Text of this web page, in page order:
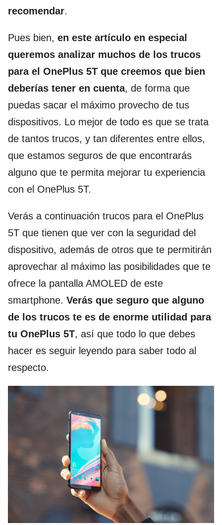
recomendar.
Pues bien, en este artículo en especial
queremos analizar muchos de los trucos
para el OnePlus 5T que creemos que bien
deberías tener en cuenta, de forma que
puedas sacar el máximo provecho de tus
dispositivos. Lo mejor de todo es que se trata
de tantos trucos, y tan diferentes entre ellos,
que estamos seguros de que encontrarás
alguno que te permita mejorar tu experiencia
con el OnePlus 5T.
Verás a continuación trucos para el OnePlus
5T que tienen que ver con la seguridad del
dispositivo, además de otros que te permitirán
aprovechar al máximo las posibilidades que te
ofrece la pantalla AMOLED de este
smartphone. Verás que seguro que alguno
de los trucos te es de enorme utilidad para
tu OnePlus 5T, así que todo lo que debes
hacer es seguir leyendo para saber todo al
respecto.